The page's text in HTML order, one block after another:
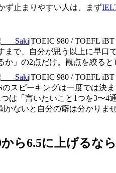
ず止まりやすい人は、まず
Saki|TOEIC 980 / TOEFL
まで、自分が思う以上に早口
か」の2点だけ。観点を絞る
Saki|TOEIC 980 / TOEFL
のスピーキングは一度では決
は「言いたいこと1つを3〜4
かないと自分の癖は分かりま
ら6.5に上げるな